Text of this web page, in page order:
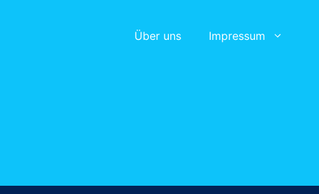
Über uns Impressum